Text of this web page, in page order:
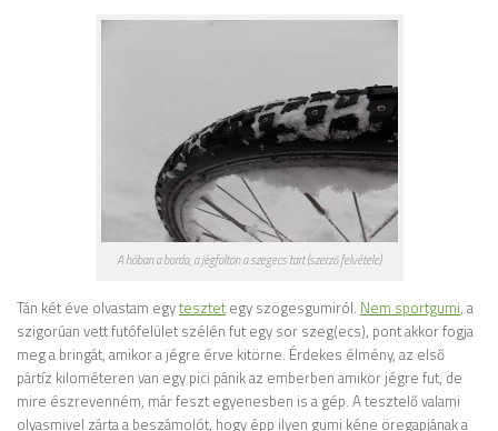
A hóban a borda, a jégfolton a szegecs tart (szerző felvétele)
Tán két éve olvastam egytesztetegy szögesgumiról. Nem sportgumi, a
szigorúan vett futófelület szélén fut egy sor szeg(ecs), pont akkor fogja
meg a bringát, amikor a jégre érve kitörne. Érdekes élmény, az első
pártíz kilométeren van egy pici pánik az emberben amikor jégre fut, de
mire észrevenném, már feszt egyenesben is a gép. A tesztelő valami
olyasmivel zárta a beszámolót, hogy épp ilyen gumi kéne öregapjának a